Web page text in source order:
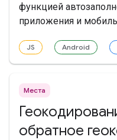
функцией
приложения и
JS Android
Места
обратное